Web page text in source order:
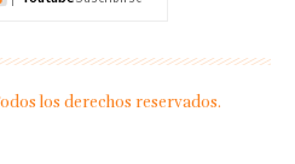
los derechos reservados.